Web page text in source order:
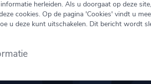
Schade melden
Onze verzekeringen
herleiden. Als u doorgaat op deze
cookies. Op de pagina 'Cookies' vindt u
u deze kunt uitschakelen. Dit bericht wordt